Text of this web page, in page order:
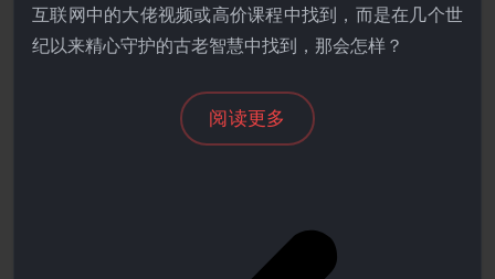
互联网中的大佬视频或高价课程中找到，而是在几个世
纪以来精心守护的古老智慧中找到，那会怎样？
阅读更多